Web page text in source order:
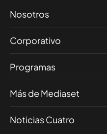
Nosotros
Corporativo
Programas
Más de Mediaset
Noticias Cuatro